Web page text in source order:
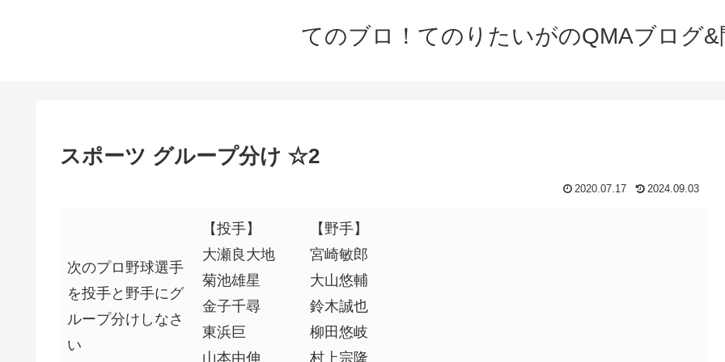
てのブロ！てのりたいがのQMAブログ&
スポーツ グループ分け ☆2
2020.07.17 2024.09.03
次のプロ野球選手
を投手と野手にグ
ループ分けしなさ
い
【投手】
大瀬良大地
菊池雄星
金子千尋
東浜巨
山本由伸
【野手】
宮崎敏郎
大山悠輔
鈴木誠也
柳田悠岐
村上宗隆